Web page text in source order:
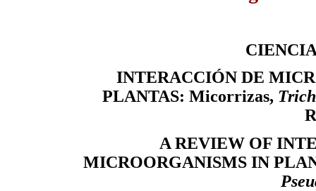
INTERACCIÓN DE
PLANTAS: Micorrizas,
A REVIEW OF
MICROORGANISMS IN